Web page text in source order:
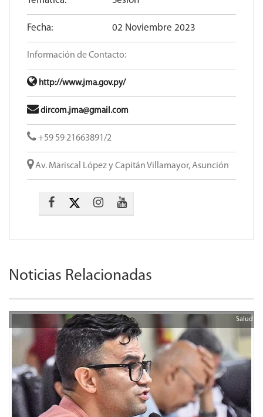
Fecha: 02 Noviembre 2023
Información de Contacto:
http://www.jma.gov.py/
dircom.jma@gmail.com
+59 59 21663891/2
Av. Mariscal López y Capitán Villamayor, Asunción
Noticias Relacionadas
Salud